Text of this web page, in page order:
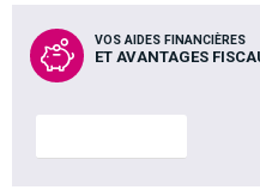
VOS AIDES FINANCIÈRES
ET AVANTAGES